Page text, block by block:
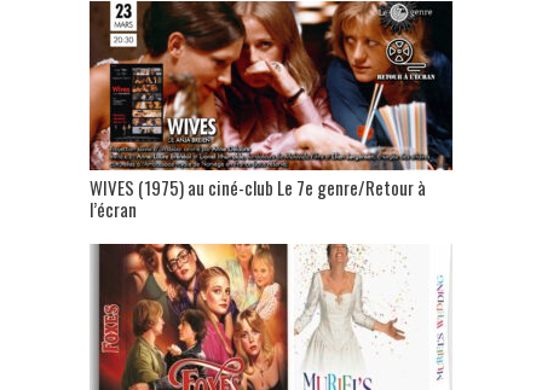
WIVES (1975) au ciné-club Le 7e genre/Retour à
l’écran